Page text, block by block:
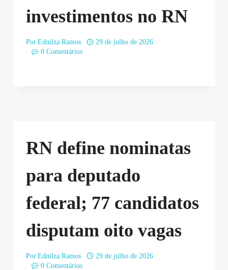
investimentos no RN
Por Ednilza Ramos
29 de julho de 2026
0 Comentários
RN define nominatas
para deputado
federal; 77 candidatos
disputam oito vagas
Por Ednilza Ramos
29 de julho de 2026
0 Comentários